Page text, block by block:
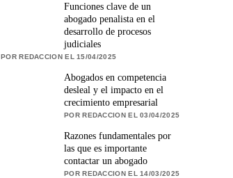
Funciones clave de un
abogado penalista en el
desarrollo de procesos
judiciales
POR REDACCION EL 15/04/2025
Abogados en competencia
desleal y el impacto en el
crecimiento empresarial
POR REDACCION EL 03/04/2025
Razones fundamentales por
las que es importante
contactar un abogado
POR REDACCION EL 14/03/2025